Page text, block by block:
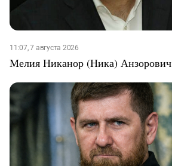
11:07, 7 августа 2026
Мелия Никанор (Ника) Анзорович